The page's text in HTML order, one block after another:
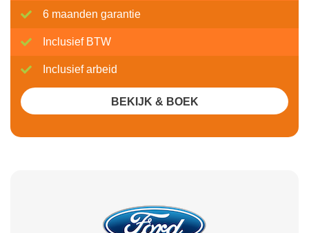
6 maanden garantie
Inclusief BTW
Inclusief arbeid
BEKIJK & BOEK